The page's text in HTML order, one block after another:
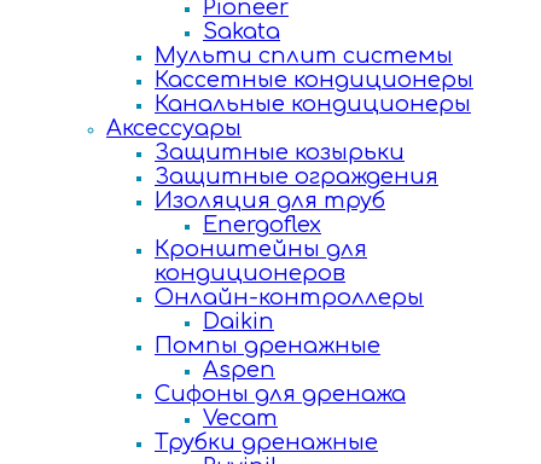
Pioneer
Sakata
Мульти сплит системы
Кассетные кондиционеры
Канальные кондиционеры
Аксессуары
Защитные козырьки
Защитные ограждения
Изоляция для труб
Energoflex
Кронштейны для
кондиционеров
Онлайн-контроллеры
Daikin
Помпы дренажные
Aspen
Сифоны для дренажа
Vecam
Трубки дренажные